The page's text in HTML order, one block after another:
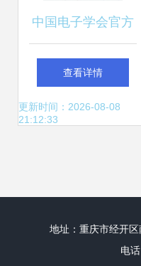
中国电子学会官方
网站建设 赋能行业
交流与科技创新的
查看详情
更新时间：2026-08-08
21:12:33
地址：重庆市经开
电